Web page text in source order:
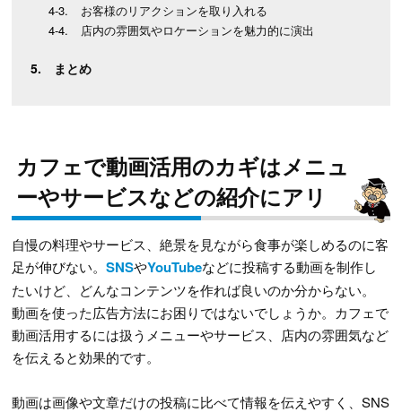
お客様のリアクションを取り入れる
店内の雰囲気やロケーションを魅力的に演出
まとめ
カフェで動画活用のカギはメニュ
ーやサービスなどの紹介にアリ
自慢の料理やサービス、絶景を見ながら食事が楽しめるのに客
足が伸びない。SNSやYouTubeなどに投稿する動画を制作し
たいけど、どんなコンテンツを作れば良いのか分からない。
動画を使った広告方法にお困りではないでしょうか。カフェで
動画活用するには扱うメニューやサービス、店内の雰囲気など
を伝えると効果的です。
動画は画像や文章だけの投稿に比べて情報を伝えやすく、SNS